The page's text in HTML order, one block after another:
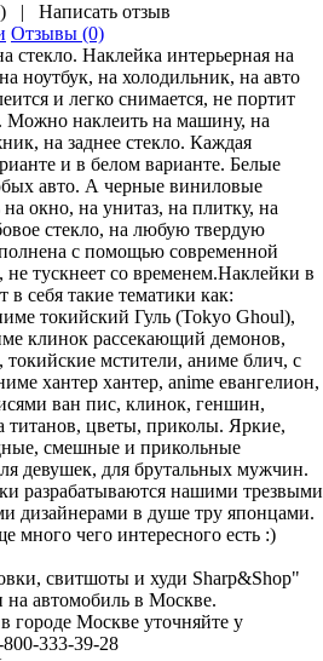
) |
Написать отзыв
Отзывы (0)
стекло. Наклейка интерьерная на
ноутбук, на холодильник, на авто
и легко снимается, не портит
Можно наклеить на машину, на
на заднее стекло. Каждая
и в белом варианте. Белые
авто. А черные виниловые
окно, на унитаз, на плитку, на
стекло, на любую твердую
с помощью современной
не тускнеет со временем.Наклейки в
себя такие тематики как:
токийский Гуль (Tokyo Ghoul),
клинок рассекающий демонов,
мстители, аниме блич, с
хантер хантер, anime евангелион,
ван пис, клинок, геншин,
титанов, цветы, приколы. Яркие,
смешные и прикольные
девушек, для брутальных мужчин.
разрабатываются нашими трезвыми
дизайнерами в душе тру японцами.
много чего интересного есть :)
свитшоты и худи Sharp&Shop"
автомобиль в Москве.
городе Москве уточняйте у
333-39-28